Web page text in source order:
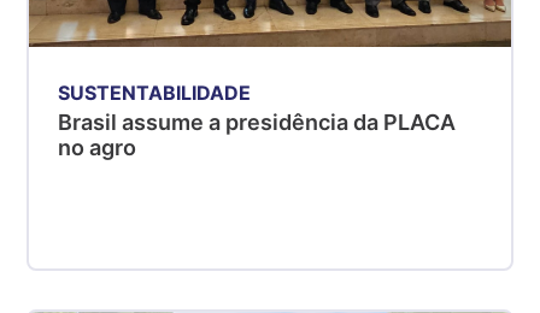
SUSTENTABILIDADE
Brasil assume a presidência da PLACA
no agro